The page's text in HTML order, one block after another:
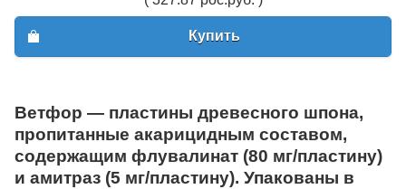
Купить
Ветфор — пластины древесного шпона,
пропитанные акарицидным составом,
содержащим флувалинат (80 мг/пластину)
и амитраз (5 мг/пластину). Упакованы в